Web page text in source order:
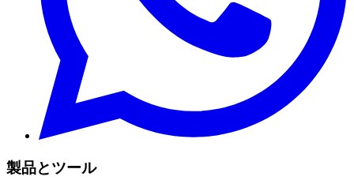
製品とツール